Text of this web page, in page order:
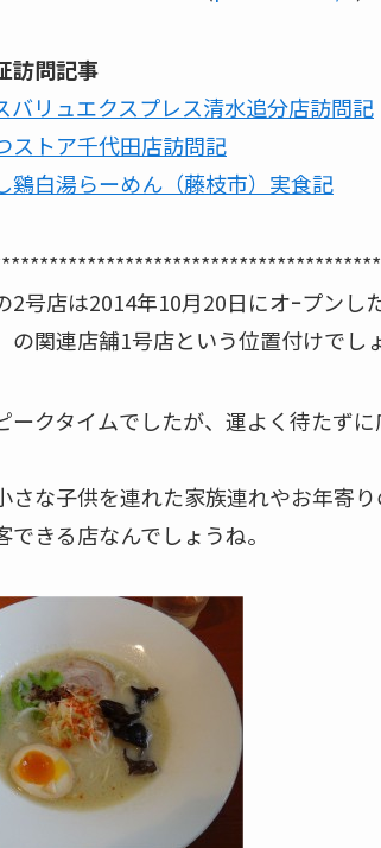
訪問記事
バリュエクスプレス清水追分店訪問記
ストア千代田店訪問記
鷄白湯らーめん（藤枝市）実食記
号店は2014年10月20日にオｰプンし
の関連店舗1号店という位置付けでし
ークタイムでしたが、運よく待たず
さな子供を連れた家族連れやお年寄
できる店なんでしょうね。